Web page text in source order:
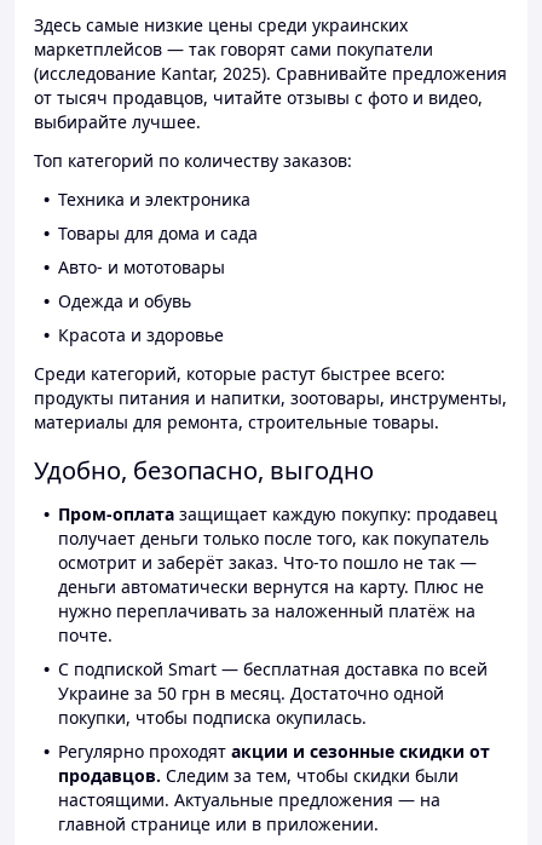
Здесь самые низкие цены среди украинских
маркетплейсов — так говорят сами покупатели
(исследование Kantar, 2025). Сравнивайте предложения
от тысяч продавцов, читайте отзывы с фото и видео,
выбирайте лучшее.
Топ категорий по количеству заказов:
Техника и электроника
Товары для дома и сада
Авто- и мототовары
Одежда и обувь
Красота и здоровье
Среди категорий, которые растут быстрее всего:
продукты питания и напитки, зоотовары, инструменты,
материалы для ремонта, строительные товары.
Удобно, безопасно, выгодно
Пром-оплата защищает каждую покупку: продавец
получает деньги только после того, как покупатель
осмотрит и заберёт заказ. Что-то пошло не так —
деньги автоматически вернутся на карту. Плюс не
нужно переплачивать за наложенный платёж на
почте.
С подпиской Smart — бесплатная доставка по всей
Украине за 50 грн в месяц. Достаточно одной
покупки, чтобы подписка окупилась.
Регулярно проходят акции и сезонные скидки от
продавцов. Следим за тем, чтобы скидки были
настоящими. Актуальные предложения — на
главной странице или в приложении.